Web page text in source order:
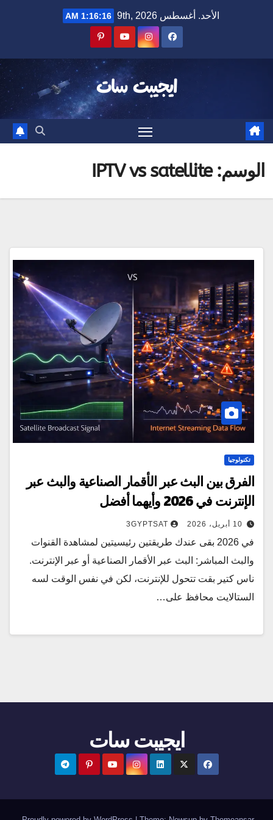
الأحد. أغسطس 9th, 2026 1:16:16 AM
ايجيبت سات
الوسم:IPTV vs satellite
تكنولوجيا
الفرق بين البث عبر الأقمار الصناعية والبث عبر
الإنترنت في 2026 وأيهما أفضل
10 أبريل، 2026 3GYPTSAT
في 2026 بقى عندك طريقتين رئيسيتين لمشاهدة القنوات
والبث المباشر: البث عبر الأقمار الصناعية أو عبر الإنترنت.
ناس كتير بقت تتحول للإنترنت، لكن في نفس الوقت لسه
الستالايت محافظ على…
ايجيبت سات